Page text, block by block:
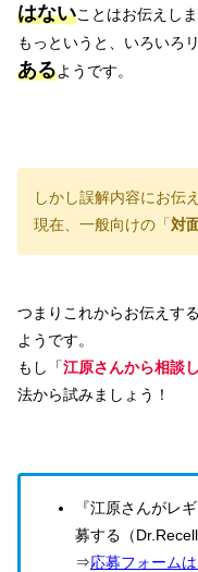
はないことはお伝えしま
もっというと、いろいろ
あるようです。
しかし誤解内容にお伝
現在、一般向けの「対
つまりこれからお伝えす
ようです。
もし「江原さんから相談
法から試みましょう！
『江原さんがレ
募する（
⇒応募フォーム